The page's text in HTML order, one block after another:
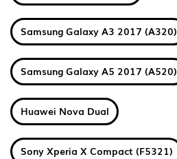
Samsung Galaxy A3 2017 (A320)
Samsung Galaxy A5 2017 (A520)
Huawei Nova Dual
Sony Xperia X Compact (F5321)